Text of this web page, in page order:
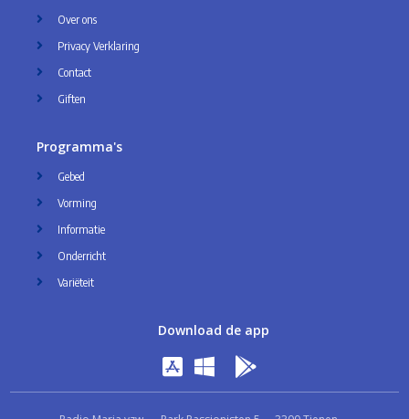
Over ons
Privacy Verklaring
Contact
Giften
Programma's
Gebed
Vorming
Informatie
Onderricht
Variëteit
Download de app